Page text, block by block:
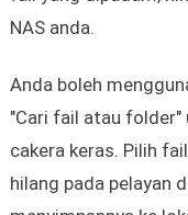
NAS anda.
Anda boleh
"Cari fail atau folder"
cakera keras. Pilih
hilang pada pelayan